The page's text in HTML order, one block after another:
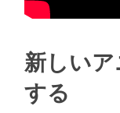
新しい
する